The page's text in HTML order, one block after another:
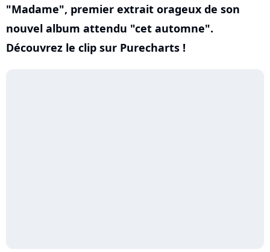
"Madame", premier extrait orageux de son
nouvel album attendu "cet automne".
Découvrez le clip sur Purecharts !